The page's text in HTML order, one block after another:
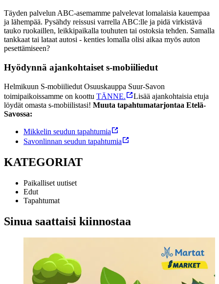
Täyden palvelun ABC-asemamme palvelevat lomalaisia kauempaa
ja lähempää. Pysähdy reissusi varrella ABC:lle ja pidä virkistävä
tauko ruokaillen, leikkipaikalla touhuten tai ostoksia tehden. Samalla
tankkaat tai lataat autosi - kenties lomalla olisi aikaa myös auton
pesettämiseen?
Hyödynnä ajankohtaiset s-mobiiliedut
Helmikuun S-mobiiliedut Osuuskauppa Suur-Savon
toimipaikoissamme on koottu TÄNNE.
Lisää ajankohtaisia etuja
löydät omasta s-mobiilistasi! Muuta tapahtumatarjontaa Etelä-
Savossa:
Mikkelin seudun tapahtumia
Savonlinnan seudun tapahtumia
KATEGORIAT
Paikalliset uutiset
Edut
Tapahtumat
Sinua saattaisi kiinnostaa